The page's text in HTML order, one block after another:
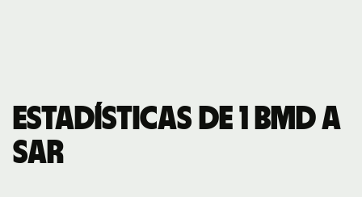
Estadísticas de 1 BMD a
SAR